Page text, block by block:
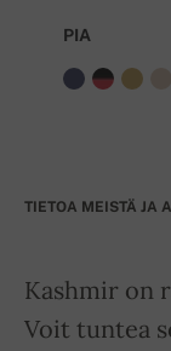
PIA
TIETOA MEISTÄ JA
Kashmir on
Voit tuntea